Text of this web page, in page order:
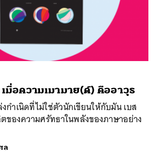
มื่อความเมามาย(ด์) คืออาวุธ
ำเนิดที่ไม่ใช่ตัวนักเขียนให้กับมัน เบส
องความศรัทธาในพลังของภาษาอย่าง
ล